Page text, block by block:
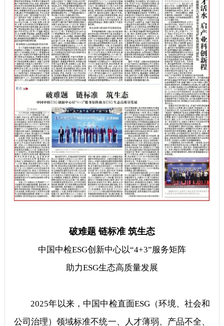
破难题 链标准 筑生态
中国中检ESG创新中心以“4+3”服务矩阵
助力ESG生态高质量发展
2025年以来，中国中检直面ESG（环境、社会和
公司治理）领域标准不统一、人才薄弱、产品不全、